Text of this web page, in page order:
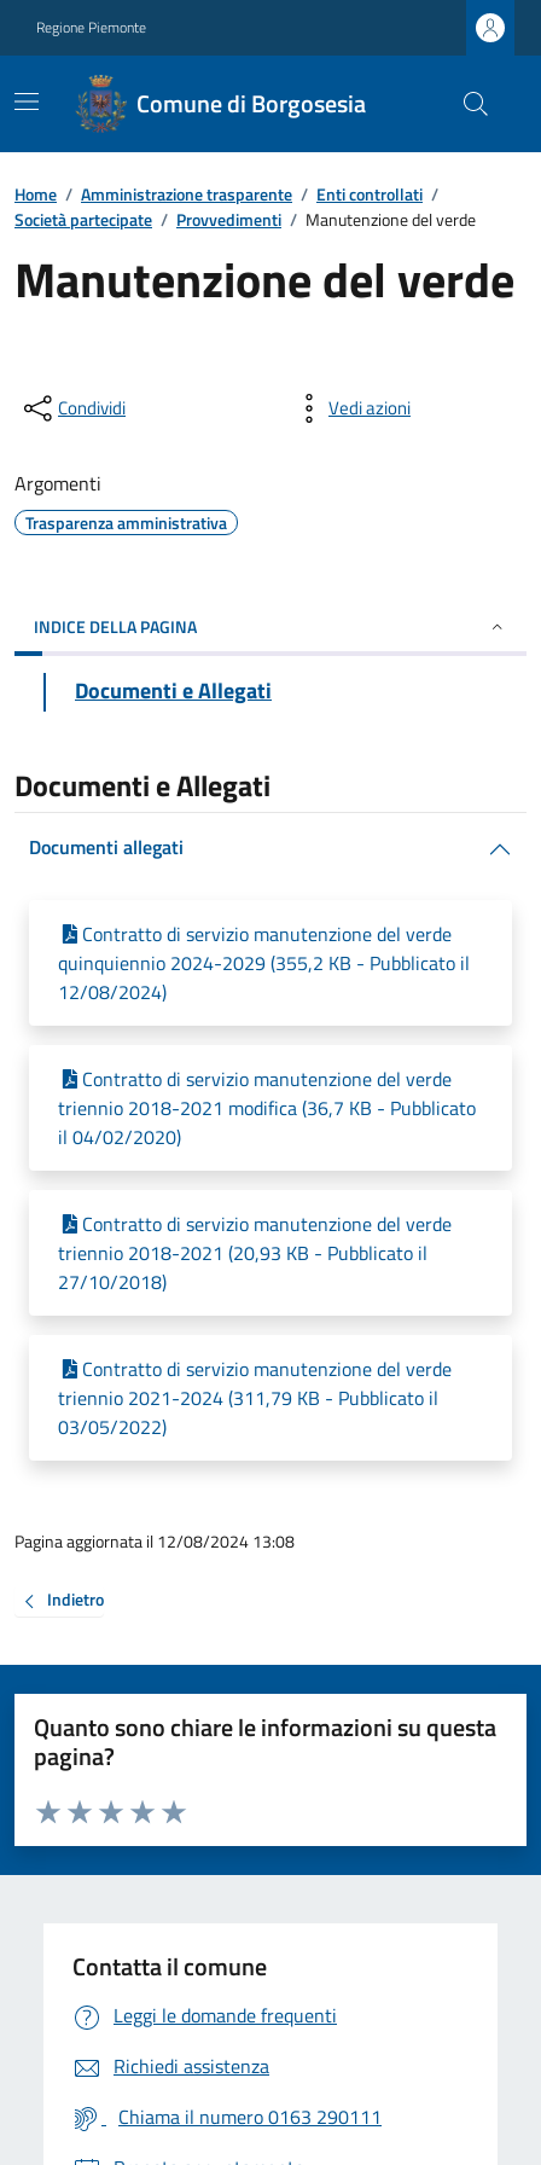
Regione Piemonte
Comune di Borgosesia
Home / Amministrazione trasparente / Enti controllati /
Società partecipate / Provvedimenti / Manutenzione del verde
Manutenzione del verde
Condividi Vedi azioni
Argomenti
Trasparenza amministrativa
INDICE DELLA PAGINA
Documenti e Allegati
Documenti e Allegati
Documenti allegati
Contratto di servizio manutenzione del verde
quinquiennio 2024-2029 (355,2 KB - Pubblicato il
12/08/2024)
Contratto di servizio manutenzione del verde
triennio 2018-2021 modifica (36,7 KB - Pubblicato
il 04/02/2020)
Contratto di servizio manutenzione del verde
triennio 2018-2021 (20,93 KB - Pubblicato il
27/10/2018)
Contratto di servizio manutenzione del verde
triennio 2021-2024 (311,79 KB - Pubblicato il
03/05/2022)
Pagina aggiornata il 12/08/2024 13:08
Indietro
Quanto sono chiare le informazioni su questa
pagina?
Valuta da 1 a 5 stelle la pagina
Valuta 5 stelle su 5
Valuta 4 stelle su 5
Valuta 3 stelle su 5
Valuta 2 stelle su 5
Valuta 1 stelle su 5
Contatta il comune
Leggi le domande frequenti
Richiedi assistenza
Chiama il numero 0163 290111